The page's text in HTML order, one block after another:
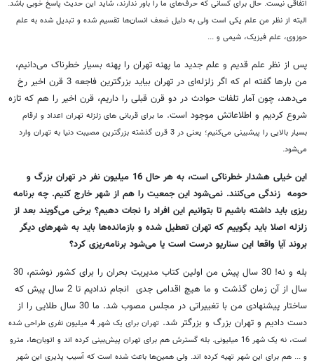
اتفاقی نیست. حال برای کسانی که حرف‌های ما را باور ندارند، شاید این حدیث پاسخ خوبی باشد.
البته از نظر من علم یکی است ولی به دلیل ضعف انسان‌ها تقسیم شده و تبدیل شده به علم
حوزوی، علم فیزیک، شیمی و ...
پس از نظر علم قدیم و علم جدید ما پهنه تهران را پهنه بسیار خطرناک می‌دانیم،
من بار‌ها گفته ام که اگر زلزله‌ای در تهران بیاید بزرگترین فاجعه 3 قرن اخیر رخ
می‌دهد، چون آمار تلفات حوادث در دو قرن قبلی را داریم، قرن اخیر را هم که تازه
شروع کردیم و اطلاعاتش موجود است. ما برای قربانی های زلزله تهران اعداد و ارقام
بسیار بالایی را پیشبینی می‌کنیم؛ یعنی در 3 قرن گذشته بزرگترین مصیبت دنيا به تهران وارد
می‌شود.
این خیلی هشدار خطرناکی است، به هر حال 16 میلیون نفر در تهران بزرگ و
حومه زندگی می‌کنند. نمی‌شود این جمعیت را هم از شهر خارج کنیم. چه برنامه
ریزی باید داشته باشیم تا بتوانیم این افراد را نجات دهیم؟ برخی می‌گویند بعد از
زلزله اصلا باید بگوییم که تهران تعطیل شده و بازمانده‌ها باید به شهر‌های دیگر
بروند آیا واقعا این سناریو درست است یا می‌شود برنامه‌ریزی کرد؟
بله و نه! 30 سال پیش من اولین کتاب مدیریت بحران را برای کشور نوشتم، 30
سال از آن زمان گذشت و ما هیچ اقدامی جدی انجام ندادیم تا 2 سال پیش که
ساختار پیشنهادی من با تغییراتی در مجلس مصوب شد. ما 30 سال طلایی را از
دست دادیم و تهران بزرگ و بزرگتر شد.
تهران برای یک شهر 4 میلیون نفری طراحی شده
است، نه یک شهر 16 میلیونی. بله گسترش هم برای تهران پیش‌بینی کرده اند و اتوبان‌ها، مترو
و ... هم برای این شهر تهیه کرده اند. ولی همین‌ها باعث شده است که آسیب پذیری این شهر